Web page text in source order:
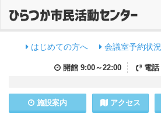
はじめての方へ 会議室予約状況
開館 9:00～22:00 電話
施設案内 アクセス